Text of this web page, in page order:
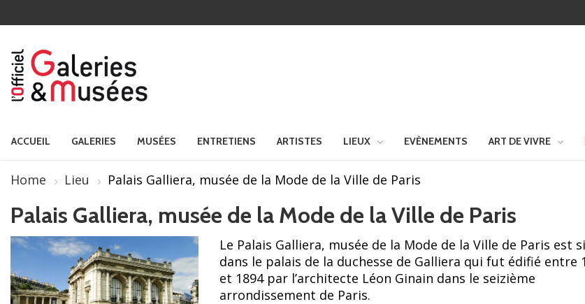
ACCUEIL GALERIES MUSÉES ENTRETIENS ARTISTES LIEUX EVÈNEMENTS ART DE VIVRE
Home Lieu Palais Galliera, musée de la Mode de la Ville de Paris
Palais Galliera, musée de la Mode de la Ville de Paris
Le Palais Galliera, musée de la Mode de la Ville de Paris est
dans le palais de la duchesse de Galliera qui fut édifié entre
et 1894 par l’architecte Léon Ginain dans le seizième
arrondissement de Paris.